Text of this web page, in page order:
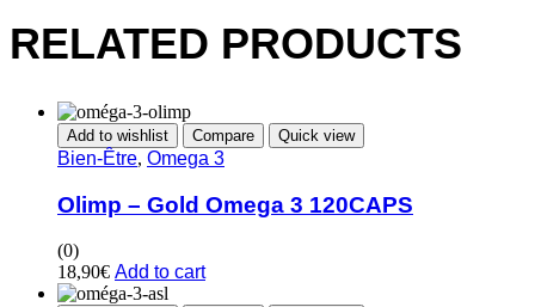
RELATED PRODUCTS
Add to wishlist Compare Quick view
Bien-Être, Omega 3
Olimp – Gold Omega 3 120CAPS
(0)
18,90€ Add to cart